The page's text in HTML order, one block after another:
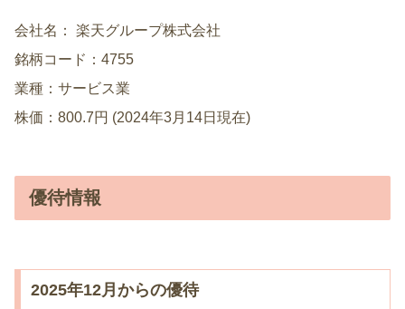
会社名： 楽天グループ株式会社
銘柄コード：4755
業種：サービス業
株価：800.7円 (2024年3月14日現在)
優待情報
2025年12月からの優待